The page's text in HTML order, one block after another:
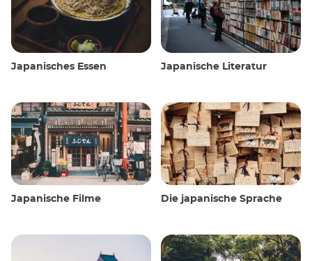
Japanisches Essen Japanische Literatur
Japanische Filme Die japanische Sprache